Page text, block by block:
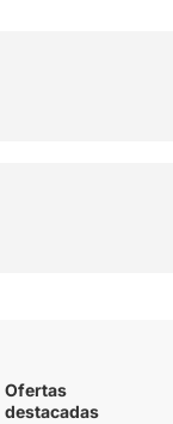
Ofertas
destacadas